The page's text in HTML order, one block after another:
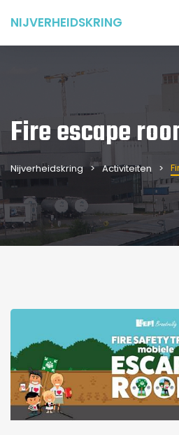
NIJVERHEIDSKRING
Fire escape
Nijverheidskring Activiteiten